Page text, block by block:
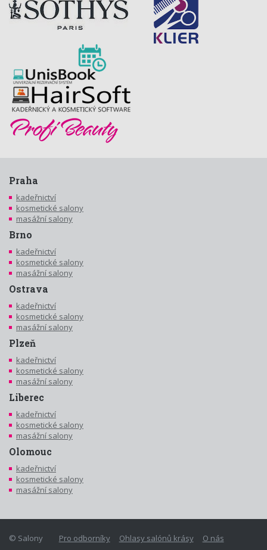
Praha
kadeřnictví
kosmetické salony
masážní salony
Brno
kadeřnictví
kosmetické salony
masážní salony
Ostrava
kadeřnictví
kosmetické salony
masážní salony
Plzeň
kadeřnictví
kosmetické salony
masážní salony
Liberec
kadeřnictví
kosmetické salony
masážní salony
Olomouc
kadeřnictví
kosmetické salony
masážní salony
Pro odborníky Ohlasy salónů krásy O nás
© Salony